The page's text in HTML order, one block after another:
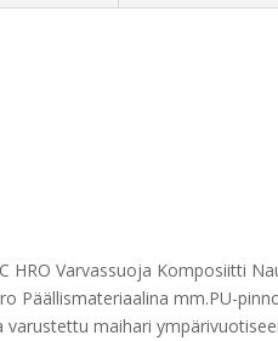
HRO Varvassuoja Komposiitti
Päällismateriaalina mm.PU-
varustettu maihari